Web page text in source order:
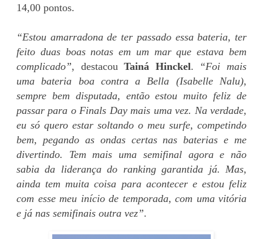
14,00 pontos.
“Estou amarradona de ter passado essa bateria, ter
feito duas boas notas em um mar que estava bem
complicado”, destacouTainá Hinckel. “Foi mais
uma bateria boa contra a Bella (Isabelle Nalu),
sempre bem disputada, então estou muito feliz de
passar para o Finals Day mais uma vez. Na verdade,
eu só quero estar soltando o meu surfe, competindo
bem, pegando as ondas certas nas baterias e me
divertindo. Tem mais uma semifinal agora e não
sabia da liderança do ranking garantida já. Mas,
ainda tem muita coisa para acontecer e estou feliz
com esse meu início de temporada, com uma vitória
e já nas semifinais outra vez”.